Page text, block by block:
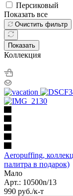
Персиковый
Показать все
Очистить фильтр
Показать
Коллекция
Aeropuffing,
палитра в подарок)
Мало
Арт.: 10500n/13
990 руб./к-т